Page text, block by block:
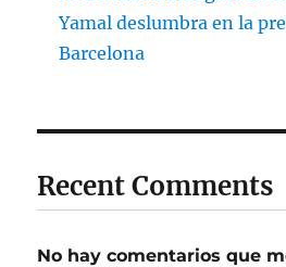
Yamal deslumbra en la
Barcelona
Recent Comments
No hay comentarios que